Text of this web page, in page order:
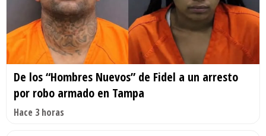
De los “Hombres Nuevos” de Fidel a un arresto
por robo armado en Tampa
Hace 3 horas